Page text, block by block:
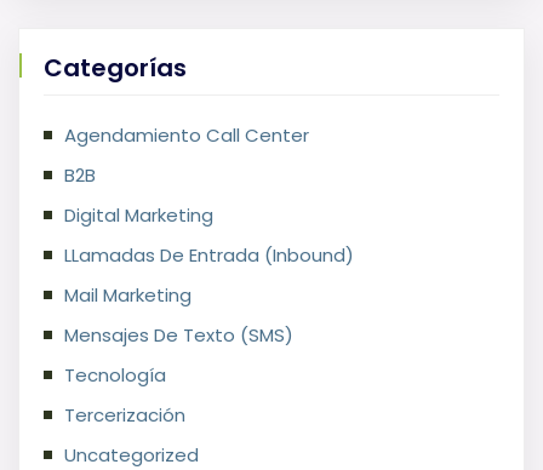
Categorías
Agendamiento Call Center
B2B
Digital Marketing
LLamadas De Entrada (Inbound)
Mail Marketing
Mensajes De Texto (SMS)
Tecnología
Tercerización
Uncategorized